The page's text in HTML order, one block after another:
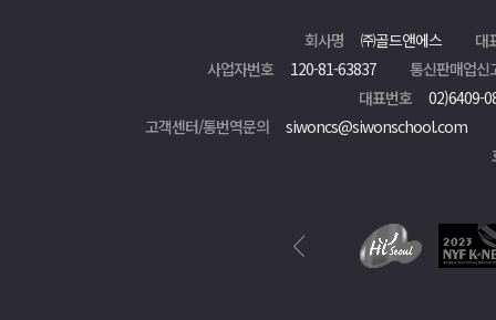
회사명 ㈜골드앤에스
대
사업자번호
120-81-63837
통신판매업신
대표번호
02)6409-
고객센터/통번역문의
siwoncs@siwonschool.com